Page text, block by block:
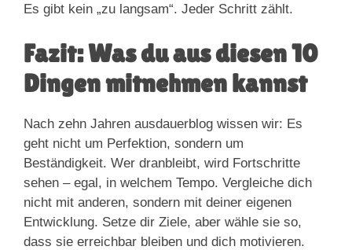
Es gibt kein „zu langsam“. Jeder Schritt zählt.
Fazit: Was du aus diesen 10
Dingen mitnehmen kannst
Nach zehn Jahren ausdauerblog wissen wir: Es
geht nicht um Perfektion, sondern um
Beständigkeit. Wer dranbleibt, wird Fortschritte
sehen – egal, in welchem Tempo. Vergleiche dich
nicht mit anderen, sondern mit deiner eigenen
Entwicklung. Setze dir Ziele, aber wähle sie so,
dass sie erreichbar bleiben und dich motivieren.